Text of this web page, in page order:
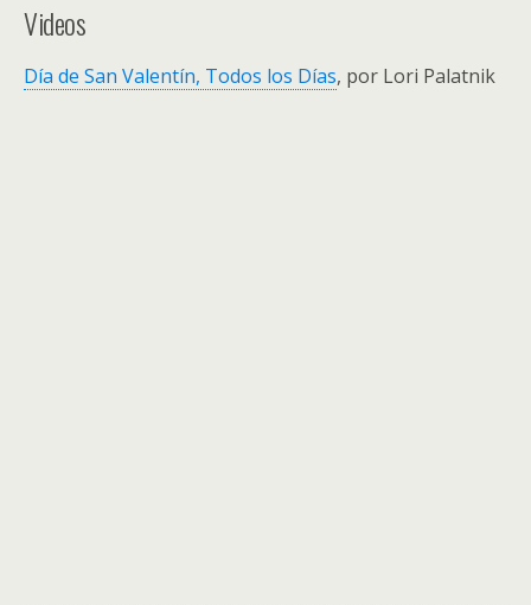
Videos
Día de San Valentín, Todos los Días, por Lori Palatnik